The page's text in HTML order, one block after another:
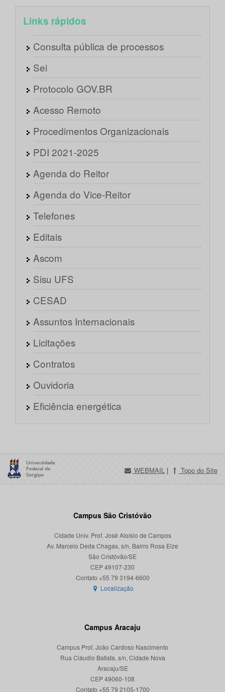
Links rápidos
Consulta pública de processos
Sei
Protocolo GOV.BR
Acesso Remoto
Procedimentos Organizacionais
PDI 2021-2025
Agenda do Reitor
Agenda do Vice-Reitor
Telefones
Editais
Ascom
Sisu UFS
CESAD
Assuntos Internacionais
Licitações
Contratos
Ouvidoria
Eficiência energética
WEBMAIL | Topo do Site
Campus São Cristóvão
Cidade Univ. Prof. José Aloísio de Campos
Av. Marcelo Deda Chagas, s/n, Bairro Rosa Elze
São Cristóvão/SE
CEP 49107-230
Localização
Campus Aracaju
Campus Prof. João Cardoso Nascimento
Rua Cláudio Batista, s/n, Cidade Nova
Aracaju/SE
CEP 49060-108